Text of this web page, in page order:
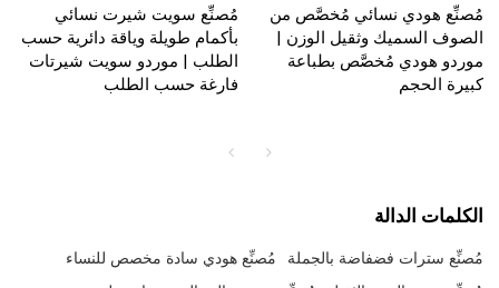
مُصنِّع هودي نسائي مُخصَّص من
الصوف السميك وثقيل الوزن |
موردو هودي مُخصَّص بطباعة
كبيرة الحجم
مُصنِّع سويت شيرت نسائي
بأكمام طويلة وياقة دائرية حسب
الطلب | موردو سويت شيرتات
فارغة حسب الطلب
الكلمات الدالة
مُصنِّع سترات فضفاضة بالجملة مُصنِّع هودي سادة مخصص للنساء